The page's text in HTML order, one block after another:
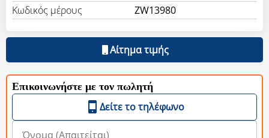
Κωδικός μέρους
ZW13980
Αίτημα τιμής
Επικοινωνήστε με τον πωλητή
Δείτε το τηλέφωνο